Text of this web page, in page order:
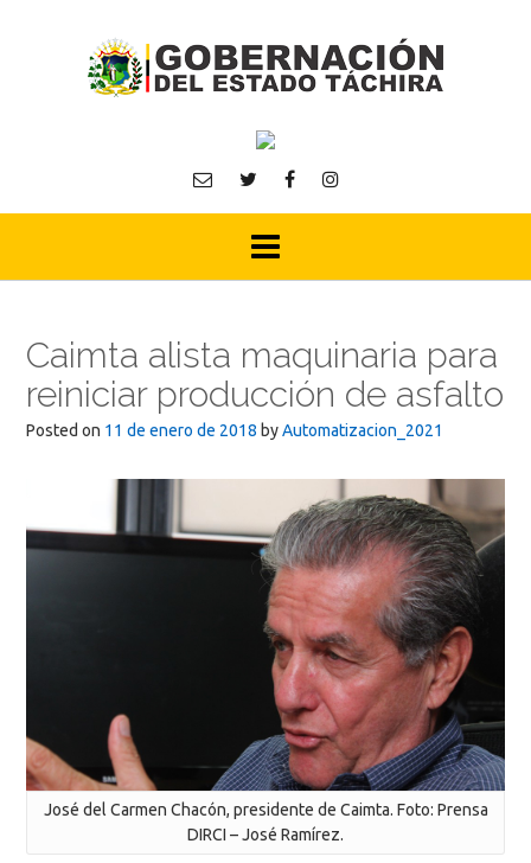
Caimta alista maquinaria para
reiniciar producción de asfalto
Posted on 11 de enero de 2018 byAutomatizacion_2021
José del Carmen Chacón, presidente de Caimta. Foto: Prensa
DIRCI – José Ramírez.